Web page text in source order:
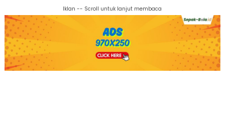
Iklan -- Scroll untuk lanjut membaca